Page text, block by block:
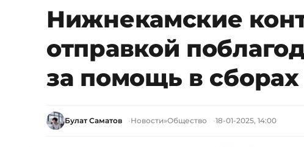
Нижнекамские
отправкой
за помощь в сборах
Булат Саматов Новости»Общество 18-01-2025, 14:00